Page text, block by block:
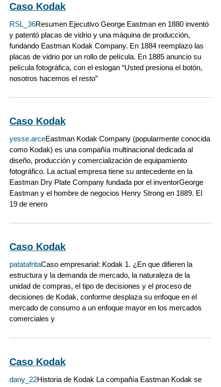
Caso Kodak
RSL_36Resumen Ejecutivo George Eastman en 1880 inventó
y patentó placas de vidrio y una máquina de producción,
fundando Eastman Kodak Company. En 1884 reemplazo las
placas de vidrio por un rollo de película. En 1885 anuncio su
película fotográfica, con el eslogan “Usted presiona el botón,
nosotros hacemos el resto”
Caso Kodak
yesse.arceEastman Kodak Company (popularmente conocida
como Kodak) es una compañía multinacional dedicada al
diseño, producción y comercialización de equipamiento
fotográfico. La actual empresa tiene su antecedente en la
Eastman Dry Plate Company fundada por el inventorGeorge
Eastman y el hombre de negocios Henry Strong en 1889. El
19 de enero
Caso Kodak
patatafritaCaso empresarial: Kodak 1. ¿En que difieren la
estructura y la demanda de mercado, la naturaleza de la
unidad de compras, el tipo de decisiones y el proceso de
decisiones de Kodak, conforme desplaza su enfoque en el
mercado de consumo a un enfoque mayor en los mercados
comerciales y
Caso Kodak
dany_22Historia de Kodak La compañía Eastman Kodak se